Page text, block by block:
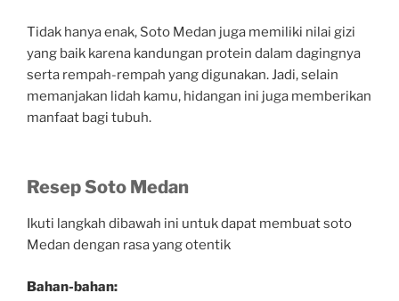
Tidak hanya enak, Soto Medan juga memiliki nilai gizi
yang baik karena kandungan protein dalam dagingnya
serta rempah-rempah yang digunakan. Jadi, selain
memanjakan lidah kamu, hidangan ini juga memberikan
manfaat bagi tubuh.
Resep Soto Medan
Ikuti langkah dibawah ini untuk dapat membuat soto
Medan dengan rasa yang otentik
Bahan-bahan: